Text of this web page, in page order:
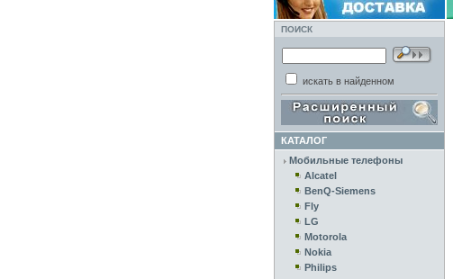
ПОИСК
искать в найденном
КАТАЛОГ
Мобильные телефоны
Alcatel
BenQ-Siemens
Fly
LG
Motorola
Nokia
Philips